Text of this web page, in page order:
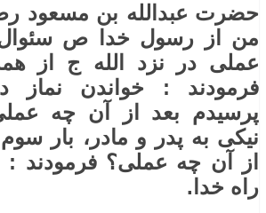
حضرت عبدالله بن مسعود
من از رسول خدا ص
عملی در نزد الله ج از
فرمودند : خواندن نماز
پرسیدم بعد از آن چه
نیکی به پدر و مادر، بار
از آن چه عملی؟ فرمودند :
راه خدا.